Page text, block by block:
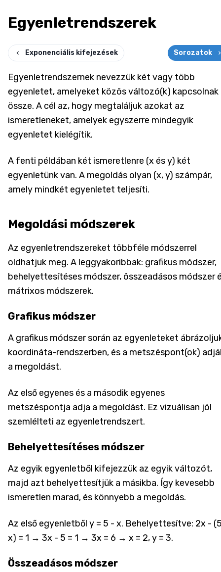
Egyenletrendszerek
Exponenciális kifejezések Sorozatok
Egyenletrendszernek nevezzük két vagy több
egyenletet, amelyeket közös változó(k) kapcsolnak
össze. A cél az, hogy megtaláljuk azokat az
ismeretleneket, amelyek egyszerre mindegyik
egyenletet kielégítik.
A fenti példában két ismeretlenre (x és y) két
egyenletünk van. A megoldás olyan (x, y) számpár,
amely mindkét egyenletet teljesíti.
Megoldási módszerek
Az egyenletrendszereket többféle módszerrel
oldhatjuk meg. A leggyakoribbak: grafikus módszer,
behelyettesítéses módszer, összeadásos módszer
mátrixos módszerek.
Grafikus módszer
A grafikus módszer során az egyenleteket
koordináta-rendszerben, és a metszéspont(ok)
a megoldást.
Az első egyenes és a második egyenes
metszéspontja adja a megoldást. Ez vizuálisan jól
szemlélteti az egyenletrendszert.
Behelyettesítéses módszer
Az egyik egyenletből kifejezzük az egyik változót,
majd azt behelyettesítjük a másikba. Így kevesebb
ismeretlen marad, és könnyebb a megoldás.
Az első egyenletből y = 5 - x. Behelyettesítve: 2x -
x) = 1 → 3x - 5 = 1 → 3x = 6 → x = 2, y = 3.
Összeadásos módszer